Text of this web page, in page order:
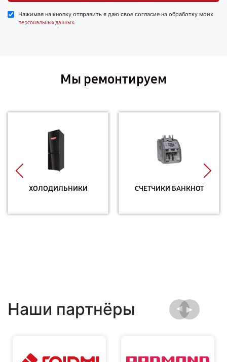
Нажимая на кнопку отправить я даю свое согласие на обработку моих
персональных данных.
Мы ремонтируем
ХОЛОДИЛЬНИКИ СЧЕТЧИКИ БАНКНОТ
Наши партнёры